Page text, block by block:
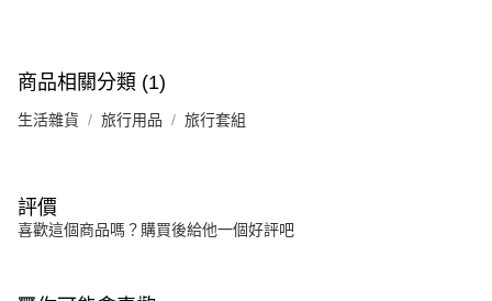
商品相關分類 (1)
生活雜貨 旅行用品 旅行套組
評價
喜歡這個商品嗎？購買後給他一個好評吧